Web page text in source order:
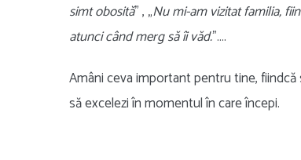
simt obosită” , „Nu mi-am vizitat familia,
atunci când merg să îi văd.”….
Amâni ceva important pentru tine,
să excelezi în momentul în care începi.